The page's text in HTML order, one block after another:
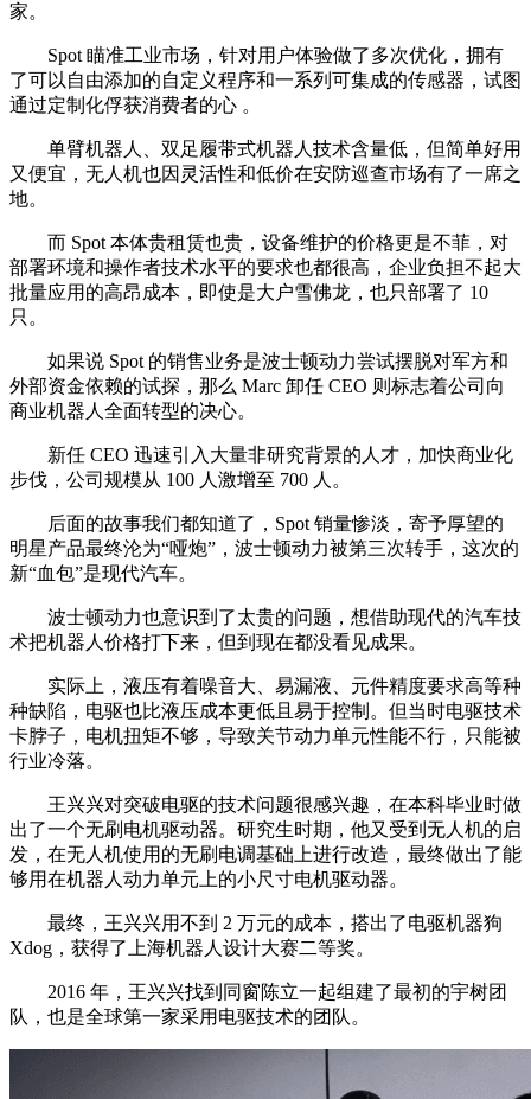
家。
Spot 瞄准工业市场，针对用户体验做了多次优化，拥有
了可以自由添加的自定义程序和一系列可集成的传感器，试图
通过定制化俘获消费者的心 。
单臂机器人、双足履带式机器人技术含量低，但简单好用
又便宜，无人机也因灵活性和低价在安防巡查市场有了一席之
地。
而 Spot 本体贵租赁也贵，设备维护的价格更是不菲，对
部署环境和操作者技术水平的要求也都很高，企业负担不起大
批量应用的高昂成本，即使是大户雪佛龙，也只部署了 10
只。
如果说 Spot 的销售业务是波士顿动力尝试摆脱对军方和
外部资金依赖的试探，那么 Marc 卸任 CEO 则标志着公司向
商业机器人全面转型的决心。
新任 CEO 迅速引入大量非研究背景的人才，加快商业化
步伐，公司规模从 100 人激增至 700 人。
后面的故事我们都知道了，Spot 销量惨淡，寄予厚望的
明星产品最终沦为“哑炮”，波士顿动力被第三次转手，这次的
新“血包”是现代汽车。
波士顿动力也意识到了太贵的问题，想借助现代的汽车技
术把机器人价格打下来，但到现在都没看见成果。
实际上，液压有着噪音大、易漏液、元件精度要求高等种
种缺陷，电驱也比液压成本更低且易于控制。但当时电驱技术
卡脖子，电机扭矩不够，导致关节动力单元性能不行，只能被
行业冷落。
王兴兴对突破电驱的技术问题很感兴趣，在本科毕业时做
出了一个无刷电机驱动器。研究生时期，他又受到无人机的启
发，在无人机使用的无刷电调基础上进行改造，最终做出了能
够用在机器人动力单元上的小尺寸电机驱动器。
最终，王兴兴用不到 2 万元的成本，搭出了电驱机器狗
Xdog，获得了上海机器人设计大赛二等奖。
2016 年，王兴兴找到同窗陈立一起组建了最初的宇树团
队，也是全球第一家采用电驱技术的团队。